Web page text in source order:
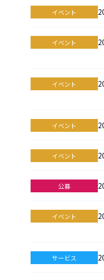
イベント
イベント
イベント
イベント
イベント
公募
イベント
サービス